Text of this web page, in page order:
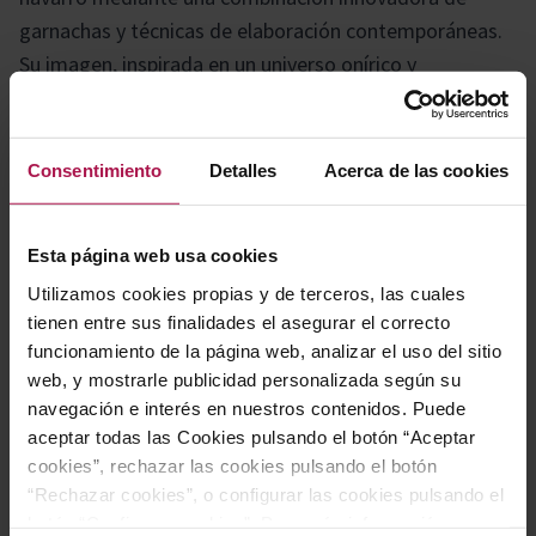
Consentimiento Detalles Acerca de las cookies
Esta página web usa cookies
Utilizamos cookies propias y de terceros, las cuales
tienen entre sus finalidades el asegurar el correcto
funcionamiento de la página web, analizar el uso del sitio
web, y mostrarle publicidad personalizada según su
navegación e interés en nuestros contenidos. Puede
aceptar todas las Cookies pulsando el botón “Aceptar
cookies”, rechazar las cookies pulsando el botón
“Rechazar cookies”, o configurar las cookies pulsando el
garnachas y técnicas de elaboración contemporáneas.
Su imagen, inspirada en un universo onírico y
surrealista, fusiona elementos como la Pantera Rosa y
un gallo viajero con botines de sacacorchos, aportando
un carácter único y distintivo. Destaca por su gran
versatilidad, pensado para sorprender y disfrutar en
Gastronomía
Perfecto para disfrutar de manera informal, tanto por
copas como acompañado de aperitivos variados. Se
recomienda especialmente el maridaje regional con